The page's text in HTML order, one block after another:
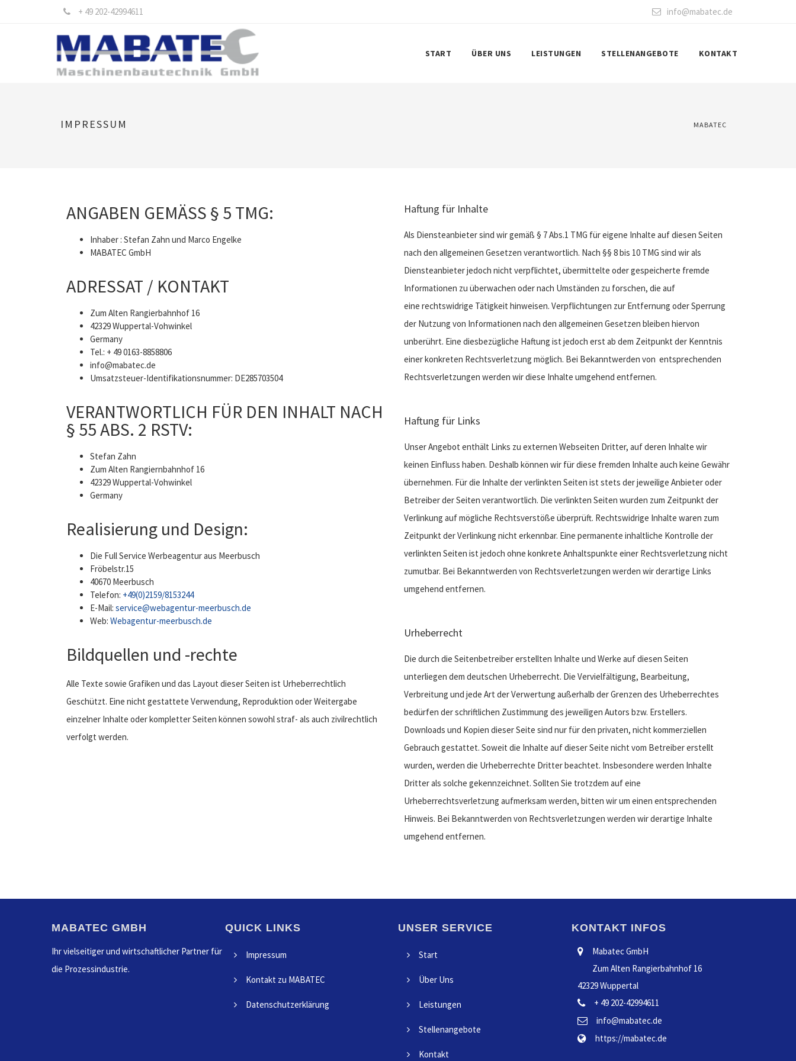
+ 49 202-42994611 info@mabatec.de
START ÜBER UNS LEISTUNGEN STELLENANGEBOTE KONTAKT
IMPRESSUM MABATEC
ANGABEN GEMÄSS § 5 TMG:
Inhaber : Stefan Zahn und Marco Engelke
MABATEC GmbH
ADRESSAT / KONTAKT
Zum Alten Rangierbahnhof 16
42329 Wuppertal-Vohwinkel
Germany
Tel.: + 49 0163-8858806
info@mabatec.de
Umsatzsteuer-Identifikationsnummer: DE285703504
VERANTWORTLICH FÜR DEN INHALT NACH
§ 55 ABS. 2 RSTV:
Stefan Zahn
Zum Alten Rangiernbahnhof 16
42329 Wuppertal-Vohwinkel
Germany
Realisierung und Design:
Die Full Service Werbeagentur aus Meerbusch
Fröbelstr.15
40670 Meerbusch
Telefon: +49(0)2159/8153244
E-Mail: service@webagentur-meerbusch.de
Web: Webagentur-meerbusch.de
Bildquellen und -rechte
Alle Texte sowie Grafiken und das Layout dieser Seiten ist Urheberrechtlich
Geschützt. Eine nicht gestattete Verwendung, Reproduktion oder Weitergabe
einzelner Inhalte oder kompletter Seiten können sowohl straf- als auch zivilrechtlich
verfolgt werden.
Haftung für Inhalte
Als Diensteanbieter sind wir gemäß § 7 Abs.1 TMG für eigene Inhalte auf diesen Seiten
nach den allgemeinen Gesetzen verantwortlich. Nach §§ 8 bis 10 TMG sind wir als
Diensteanbieter jedoch nicht verpflichtet, übermittelte oder gespeicherte fremde
Informationen zu überwachen oder nach Umständen zu forschen, die auf
eine rechtswidrige Tätigkeit hinweisen. Verpflichtungen zur Entfernung oder Sperrung
der Nutzung von Informationen nach den allgemeinen Gesetzen bleiben hiervon
unberührt. Eine diesbezügliche Haftung ist jedoch erst ab dem Zeitpunkt der Kenntnis
einer konkreten Rechtsverletzung möglich. Bei Bekanntwerden von entsprechenden
Rechtsverletzungen werden wir diese Inhalte umgehend entfernen.
Haftung für Links
Unser Angebot enthält Links zu externen Webseiten Dritter, auf deren Inhalte wir
keinen Einfluss haben. Deshalb können wir für diese fremden Inhalte auch keine Gewähr
übernehmen. Für die Inhalte der verlinkten Seiten ist stets der jeweilige Anbieter oder
Betreiber der Seiten verantwortlich. Die verlinkten Seiten wurden zum Zeitpunkt der
Verlinkung auf mögliche Rechtsverstöße überprüft. Rechtswidrige Inhalte waren zum
Zeitpunkt der Verlinkung nicht erkennbar. Eine permanente inhaltliche Kontrolle der
verlinkten Seiten ist jedoch ohne konkrete Anhaltspunkte einer Rechtsverletzung nicht
zumutbar. Bei Bekanntwerden von Rechtsverletzungen werden wir derartige Links
umgehend entfernen.
Urheberrecht
Die durch die Seitenbetreiber erstellten Inhalte und Werke auf diesen Seiten
unterliegen dem deutschen Urheberrecht. Die Vervielfältigung, Bearbeitung,
Verbreitung und jede Art der Verwertung außerhalb der Grenzen des Urheberrechtes
bedürfen der schriftlichen Zustimmung des jeweiligen Autors bzw. Erstellers.
Downloads und Kopien dieser Seite sind nur für den privaten, nicht kommerziellen
Gebrauch gestattet. Soweit die Inhalte auf dieser Seite nicht vom Betreiber erstellt
wurden, werden die Urheberrechte Dritter beachtet. Insbesondere werden Inhalte
Dritter als solche gekennzeichnet. Sollten Sie trotzdem auf eine
Urheberrechtsverletzung aufmerksam werden, bitten wir um einen entsprechenden
Hinweis. Bei Bekanntwerden von Rechtsverletzungen werden wir derartige Inhalte
umgehend entfernen.
MABATEC GMBH
Ihr vielseitiger und wirtschaftlicher Partner für
die Prozessindustrie.
QUICK LINKS
Impressum
Kontakt zu MABATEC
Datenschutzerklärung
UNSER SERVICE
Start
Über Uns
Leistungen
Stellenangebote
Kontakt
KONTAKT INFOS
Mabatec GmbH
Zum Alten Rangierbahnhof 16
42329 Wuppertal
+ 49 202-42994611
info@mabatec.de
https://mabatec.de